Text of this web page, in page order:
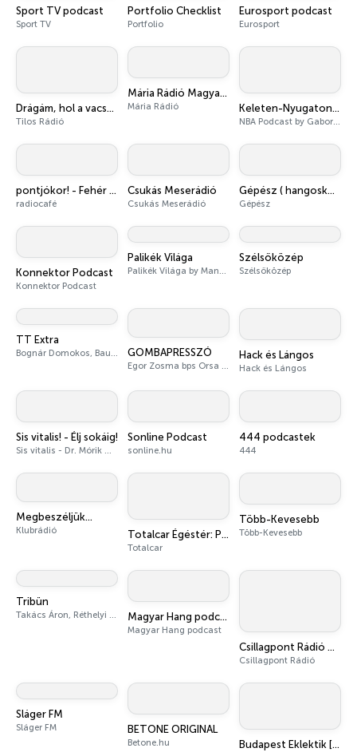
Sport TV podcast
Sport TV
Portfolio Checklist
Portfolio
Eurosport podcast
Eurosport
Drágám, hol a vacsorám? [Tilos Rádió podcast]
Tilos Rádió
Mária Rádió Magyarország
Mária Rádió Keleten-Nyugaton Podcast
NBA Podcast by Gabor Redai and Zoltan Zukaly
pontjókor! - Fehér Mariannal
radiocafé
Csukás Meserádió
Csukás Meserádió
Gépész ( hangoskönyv )
Gépész
Konnektor Podcast
Konnektor Podcast
Palikék Világa
Palikék Világa by Manna
Szélsőközép
Szélsőközép
TT Extra
Bognár Domokos, Baumstark Tibor, Haraszti Ádám GOMBAPRESSZÓ
Egor Zosma bps Orsa Gomez
Hack és Lángos
Hack és Lángos
Sis vitalis! - Élj sokáig!
Sis vitalis - Dr. Mórik Gyula
Sonline Podcast
sonline.hu
444 podcastek
444
Megbeszéljük...
Klubrádió Totalcar Égéstér: Podcast autókról
Totalcar
Több-Kevesebb
Több-Kevesebb
Tribün
Takács Áron, Réthelyi Balázs Magyar Hang podcastok
Magyar Hang podcast
Csillagpont Rádió Miskolc - Egészség- és sportrádió
Csillagpont Rádió
Sláger FM
Sláger FM BETONE ORIGINAL
Betone.hu Budapest Eklektik [Tilos Rádió podcast]